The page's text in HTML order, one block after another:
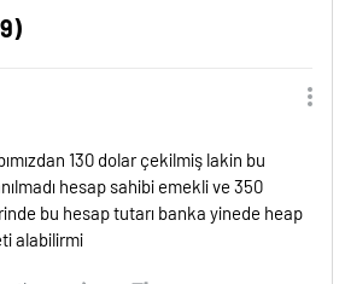
130 dolar çekilmiş lakin bu
hesap sahibi emekli ve 350
bu hesap tutarı banka yinede heap
alabilirmi